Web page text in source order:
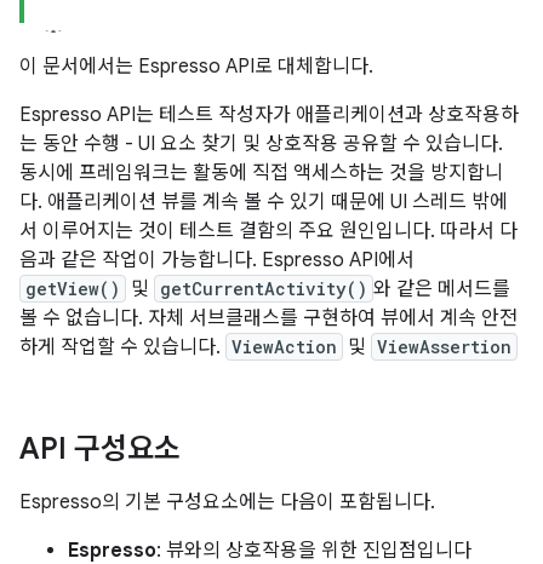
이 문서에서는 Espresso API로 대체합니다.
Espresso API는 테스트 작성자가 애플리케이션과 상호작용하
는 동안 수행 - UI 요소 찾기 및 상호작용 공유할 수 있습니다.
동시에 프레임워크는 활동에 직접 액세스하는 것을 방지합니
다. 애플리케이션 뷰를 계속 볼 수 있기 때문에 UI 스레드 밖에
서 이루어지는 것이 테스트 결함의 주요 원인입니다. 따라서 다
음과 같은 작업이 가능합니다. Espresso API에서
getView() 및 getCurrentActivity() 와 같은 메서드를
볼 수 없습니다. 자체 서브클래스를 구현하여 뷰에서 계속 안전
하게 작업할 수 있습니다. ViewAction 및 ViewAssertion
API 구성요소
Espresso의 기본 구성요소에는 다음이 포함됩니다.
Espresso: 뷰와의 상호작용을 위한 진입점입니다